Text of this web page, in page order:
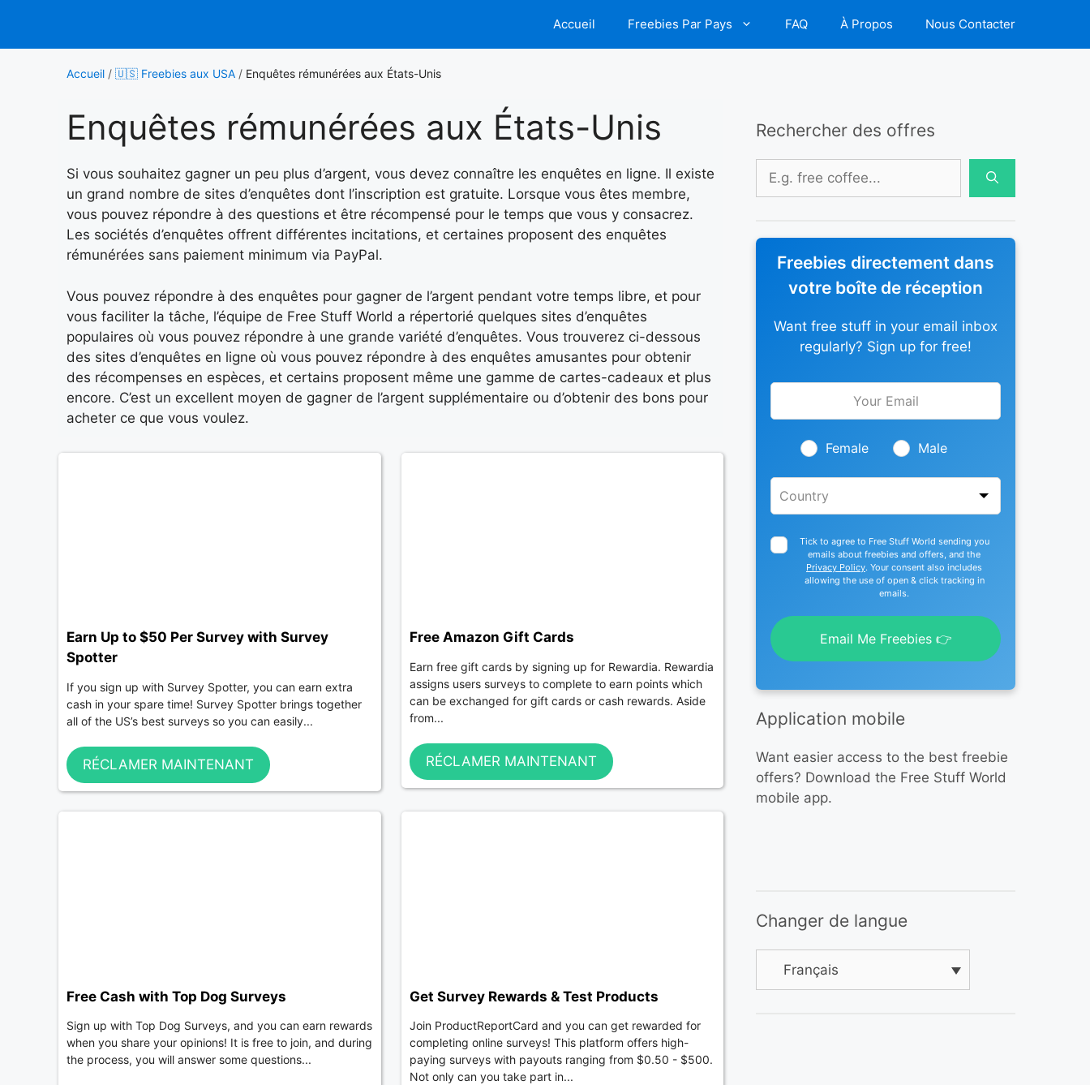
contenu
Accueil Freebies Par Pays FAQ À Propos Nous Contacter
Accueil / 🇺🇸 Freebies aux USA / Enquêtes rémunérées aux États-Unis
Enquêtes rémunérées aux États-Unis
Si vous souhaitez gagner un peu plus d’argent, vous devez connaître les enquêtes en ligne. Il existe
un grand nombre de sites d’enquêtes dont l’inscription est gratuite. Lorsque vous êtes membre,
vous pouvez répondre à des questions et être récompensé pour le temps que vous y consacrez.
Les sociétés d’enquêtes offrent différentes incitations, et certaines proposent des enquêtes
rémunérées sans paiement minimum via PayPal.
Vous pouvez répondre à des enquêtes pour gagner de l’argent pendant votre temps libre, et pour
vous faciliter la tâche, l’équipe de Free Stuff World a répertorié quelques sites d’enquêtes
populaires où vous pouvez répondre à une grande variété d’enquêtes. Vous trouverez ci-dessous
des sites d’enquêtes en ligne où vous pouvez répondre à des enquêtes amusantes pour obtenir
des récompenses en espèces, et certains proposent même une gamme de cartes-cadeaux et plus
encore. C’est un excellent moyen de gagner de l’argent supplémentaire ou d’obtenir des bons pour
acheter ce que vous voulez.
Earn Up to $50 Per Survey with Survey
Spotter
If you sign up with Survey Spotter, you can earn extra
cash in your spare time! Survey Spotter brings together
all of the US’s best surveys so you can easily...
RÉCLAMER MAINTENANT
Free Amazon Gift Cards
Earn free gift cards by signing up for Rewardia. Rewardia
assigns users surveys to complete to earn points which
can be exchanged for gift cards or cash rewards. Aside
from...
RÉCLAMER MAINTENANT
Free Cash with Top Dog Surveys
Sign up with Top Dog Surveys, and you can earn rewards
when you share your opinions! It is free to join, and during
the process, you will answer some questions...
Get Survey Rewards & Test Products
Join ProductReportCard and you can get rewarded for
completing online surveys! This platform offers high-
paying surveys with payouts ranging from $0.50 - $500.
Not only can you take part in...
Rechercher des offres
Rechercher :
Freebies directement dans
votre boîte de réception
Want free stuff in your email inbox
regularly? Sign up for free!
Leave
blank
Female Male
Tick to agree to Free Stuff World sending you
emails about freebies and offers, and the
Privacy Policy. Your consent also includes
allowing the use of open & click tracking in
emails.
Email Me Freebies 👉
Application mobile
Want easier access to the best freebie
offers? Download the Free Stuff World
mobile app.
Changer de langue
Français